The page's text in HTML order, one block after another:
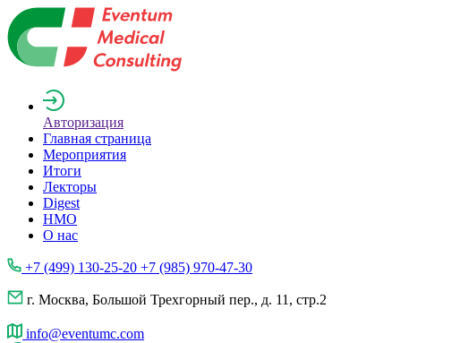
Авторизация
Главная страница
Мероприятия
Итоги
Лекторы
Digest
НМО
О нас
+7 (499) 130-25-20 +7 (985) 970-47-30
г. Москва, Большой Трехгорный пер., д. 11, стр.2
info@eventumc.com